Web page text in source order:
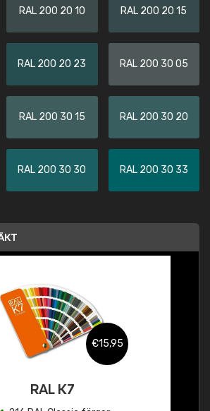
RAL 200 20 10 RAL 200 20 15
RAL 200 20 23 RAL 200 30 05
RAL 200 30 15 RAL 200 30 20
RAL 200 30 30 RAL 200 30 33
€15,95
RAL K7